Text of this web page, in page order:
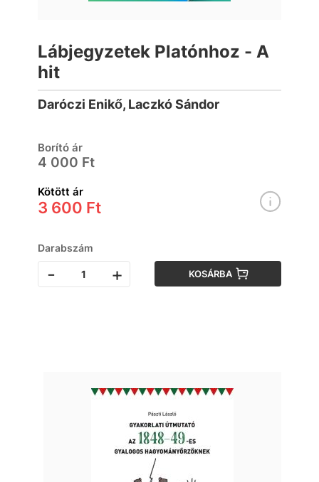
Lábjegyzetek Platónhoz - A
hit
Daróczi Enikő, Laczkó Sándor
Borító ár
4 000 Ft
Kötött ár
3 600 Ft
Darabszám
- + KOSÁRBA